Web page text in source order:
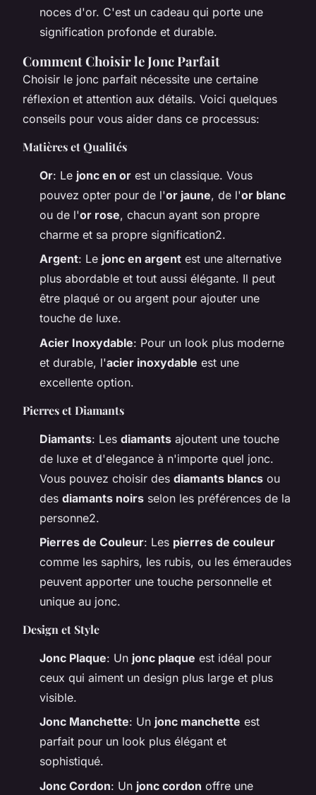
noces d'or. C'est un cadeau qui porte une
signification profonde et durable.
Comment Choisir le Jonc Parfait
Choisir le jonc parfait nécessite une certaine
réflexion et attention aux détails. Voici quelques
conseils pour vous aider dans ce processus:
Matières et Qualités
Or: Le jonc en or est un classique. Vous
pouvez opter pour de l'or jaune, de l'or blanc
ou de l'or rose, chacun ayant son propre
charme et sa propre signification2.
Argent: Le jonc en argent est une alternative
plus abordable et tout aussi élégante. Il peut
être plaqué or ou argent pour ajouter une
touche de luxe.
Acier Inoxydable: Pour un look plus moderne
et durable, l'acier inoxydable est une
excellente option.
Pierres et Diamants
Diamants: Les diamants ajoutent une touche
de luxe et d'elegance à n'importe quel jonc.
Vous pouvez choisir des diamants blancs ou
des diamants noirs selon les préférences de la
personne2.
Pierres de Couleur: Les pierres de couleur
comme les saphirs, les rubis, ou les émeraudes
peuvent apporter une touche personnelle et
unique au jonc.
Design et Style
Jonc Plaque: Un jonc plaque est idéal pour
ceux qui aiment un design plus large et plus
visible.
Jonc Manchette: Un jonc manchette est
parfait pour un look plus élégant et
sophistiqué.
Jonc Cordon: Un jonc cordon offre une